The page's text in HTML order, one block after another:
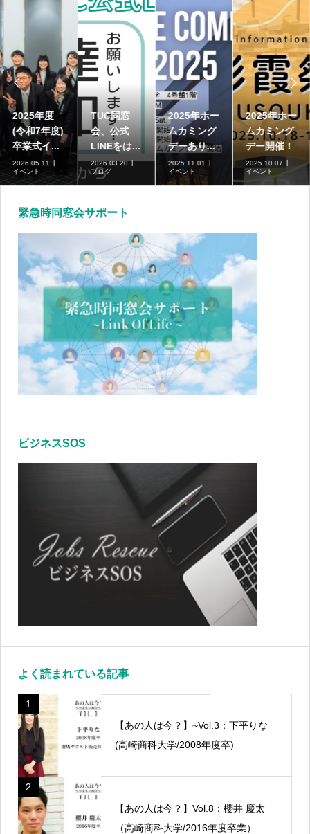

2025年ホー
ムカミング
デーあり...
2025.11.01
イベント
2025年ホー
ムカミング
デー開催！
2025.10.07
イベント
高崎商科大
学短期大学
部の募集...
2026.07.01
ブログ
2025年度
(令和7年度)
卒業式イ...
2026.05.11
イベント

緊急時同窓会サポート
ビジネスSOS
よく読まれている記事
1
【あの人は今？】~Vol.3：下平りな
(高崎商科大学/2008年度卒)
2
【あの人は今？】Vol.8：櫻井 慶太
（高崎商科大学/2016年度卒業）